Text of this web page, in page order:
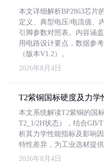
本文详细解析BP2863芯片
定义、典型电压/电流值、
引脚参数对照表。内容涵
用电路设计要点，数据参
（版本V1.2）。
2026年8月4日
T2紫铜国标硬度及力学
本文系统解读T2紫铜的国
T2_1/2H状态），结合GB/
析其力学性能指标及影响
特性差异，为工业选材提供
2026年8月4日